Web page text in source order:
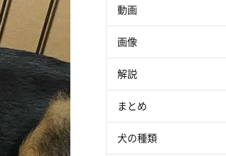
動画
画像
解説
まとめ
犬の種類